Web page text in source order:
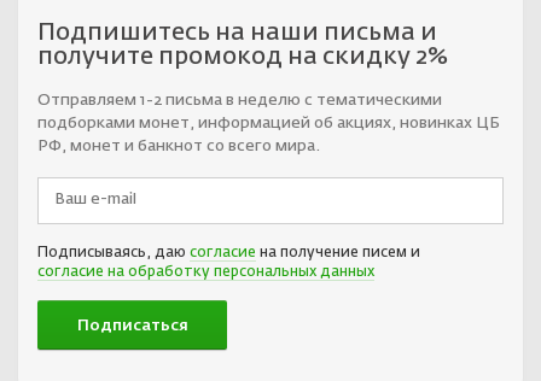
Подпишитесь на наши письма и
получите промокод на скидку 2%
Отправляем 1-2 письма в неделю с тематическими
подборками монет, информацией об акциях, новинках ЦБ
РФ, монет и банкнот со всего мира.
Подписываясь, даю согласие на получение писем и
согласие на обработку персональных данных